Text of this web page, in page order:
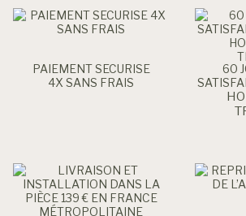
PAIEMENT SECURISE
4X SANS FRAIS
60